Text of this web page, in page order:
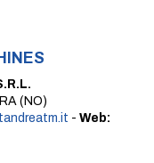
(NO)
- Web: